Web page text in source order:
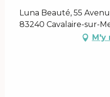
Luna Beauté, 55
83240 Cavalaire-sur-
M'y